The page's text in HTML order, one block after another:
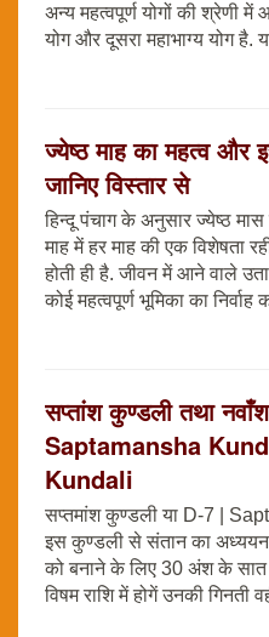
अन्य महत्वपूर्ण योगों की श्रेणी
योग और दूसरा महाभाग्य योग है.
ज्येष्ठ माह का महत्व और
जानिए विस्तार से
हिन्दू पंचाग के अनुसार ज्येष्ठ मास
माह में हर माह की एक विशेषता
होती ही है. जीवन में आने वाले
कोई महत्वपूर्ण भूमिका का निर्वाह
सप्तांश कुण्डली तथा
Saptamansha
Kundali
सप्तमांश कुण्डली या D-7 |
इस कुण्डली से संतान का अध्ययन
को बनाने के लिए 30 अंश के सात
विषम राशि में होगें उनकी गिनती